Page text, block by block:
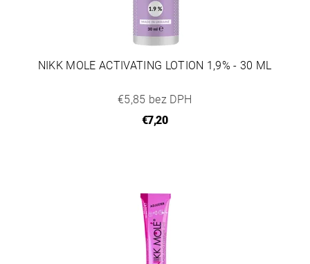
NIKK MOLE ACTIVATING LOTION 1,9% - 30 ML
€5,85 bez DPH
€7,20